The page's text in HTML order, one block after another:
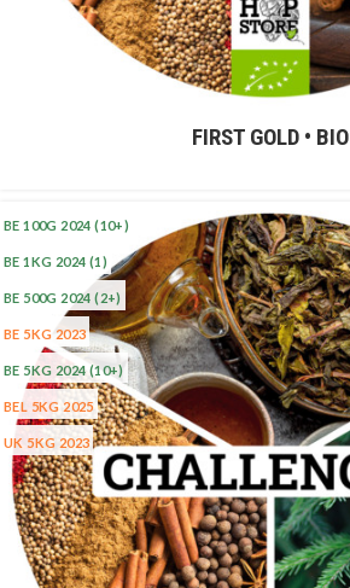
FIRST GOLD • BIO
BE 100G 2024(10+)
BE 1KG 2024 (1)
BE 500G 2024(2+)
BE 5KG 2023
BE 5KG 2024 (10+)
BEL 5KG 2025
UK 5KG 2023